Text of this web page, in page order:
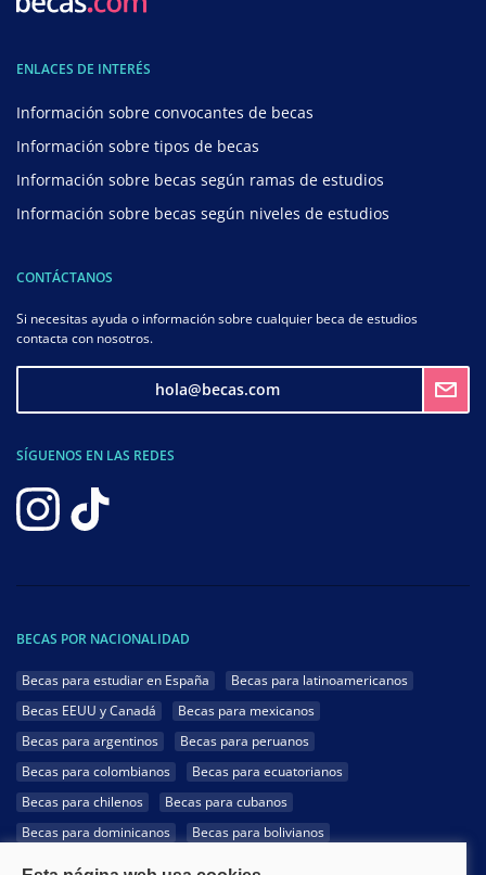
ENLACES DE INTERÉS
Información sobre convocantes de becas
Información sobre tipos de becas
Información sobre becas según ramas de estudios
Información sobre becas según niveles de estudios
CONTÁCTANOS
Si necesitas ayuda o información sobre cualquier beca de estudios
contacta con nosotros.
hola@becas.com
SÍGUENOS EN LAS REDES
BECAS POR NACIONALIDAD
Becas para estudiar en España
Becas para latinoamericanos
Becas EEUU y Canadá
Becas para mexicanos
Becas para argentinos
Becas para peruanos
Becas para colombianos
Becas para ecuatorianos
Becas para chilenos
Becas para cubanos
Becas para dominicanos
Becas para bolivianos